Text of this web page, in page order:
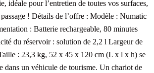
idéale pour l’entretien de toutes vos surfaces,
! Détails de l’offre : Modèle : Numatic
: Batterie rechargeable, 80 minutes
du réservoir : solution de 2,2 l Largeur de
: 23,3 kg, 52 x 45 x 120 cm (L x l x h) se
dans un véhicule de tourisme. Un chariot de